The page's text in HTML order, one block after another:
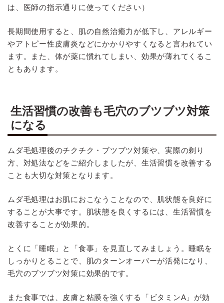
は、医師の指示通りに使ってください）
長期間使用すると、肌の自然治癒力が低下し、アレルギー
やアトピー性皮膚炎などにかかりやすくなると言われてい
ます。また、体が薬に慣れてしまい、効果が薄れてくるこ
ともあります。
生活習慣の改善も毛穴のブツブツ対策
になる
ムダ毛処理後のチクチク・ブツブツ対策や、実際の剃り
方、対処法などをご紹介しましたが、生活習慣を改善する
ことも大切な対策となります。
ムダ毛処理はお肌におこなうことなので、肌状態を良好に
することが大事です。肌状態を良くするには、生活習慣を
改善することが効果的。
とくに「睡眠」と「食事」を見直してみましょう。睡眠を
しっかりとることで、肌のターンオーバーが活発になり、
毛穴のブツブツ対策に効果的です。
また食事では、皮膚と粘膜を強くする「ビタミンA」が効